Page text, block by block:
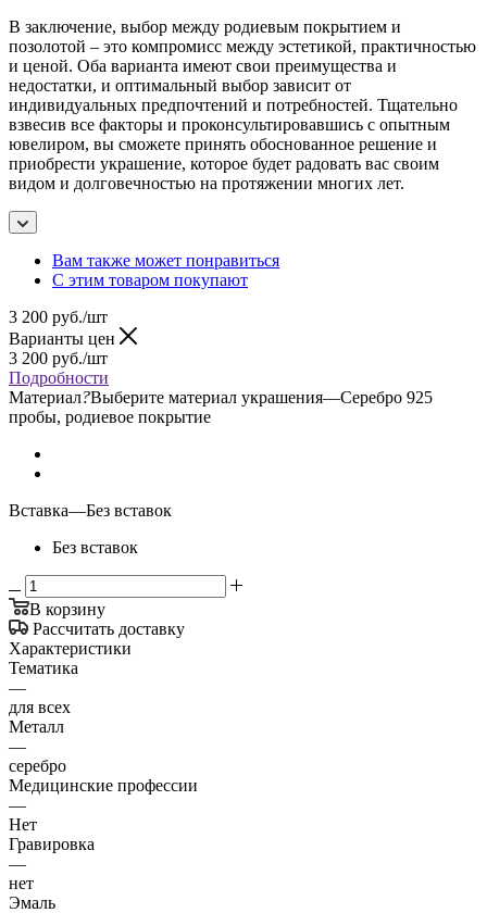
В заключение, выбор между родиевым покрытием и
позолотой – это компромисс между эстетикой, практичностью
и ценой. Оба варианта имеют свои преимущества и
недостатки, и оптимальный выбор зависит от
индивидуальных предпочтений и потребностей. Тщательно
взвесив все факторы и проконсультировавшись с опытным
ювелиром, вы сможете принять обоснованное решение и
приобрести украшение, которое будет радовать вас своим
видом и долговечностью на протяжении многих лет.
Вам также может понравиться
С этим товаром покупают
3 200 руб./шт
Варианты цен
3 200 руб./шт
Подробности
Материал?Выберите материал украшения—Серебро 925
пробы, родиевое покрытие
Вставка—Без вставок
Без вставок
В корзину
Рассчитать доставку
Характеристики
Тематика
—
для всех
Металл
—
серебро
Медицинские профессии
—
Нет
Гравировка
—
нет
Эмаль